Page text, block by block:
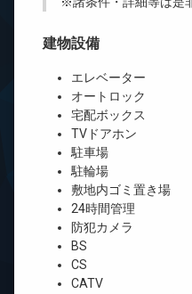
建物設備
エレベーター
オートロック
宅配ボックス
TVドアホン
駐車場
駐輪場
敷地内ゴミ置き場
24時間管理
防犯カメラ
BS
CS
CATV